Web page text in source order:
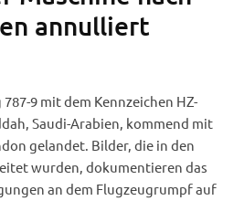
annulliert
9 mit dem Kennzeichen HZ-
Saudi-Arabien, kommend mit
gelandet. Bilder, die in den
wurden, dokumentieren das
an dem Flugzeugrumpf auf